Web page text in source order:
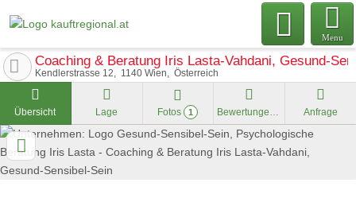
Menu
Coaching & Beratung Iris Lasta-Vahdani, Gesund-
Kendlerstrasse 12 1140 Wien Österreich
Übersicht Lage Fotos 1 Bewertungen Anfrage